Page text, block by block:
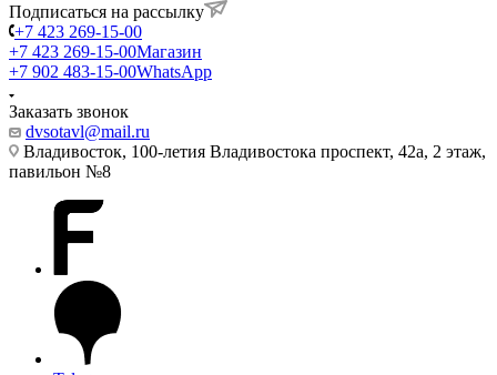
Подписаться на рассылку
+7 423 269-15-00
+7 423 269-15-00Магазин
+7 902 483-15-00WhatsApp
Заказать звонок
dvsotavl@mail.ru
Владивосток, 100-летия Владивостока проспект, 42а, 2 этаж,
павильон №8